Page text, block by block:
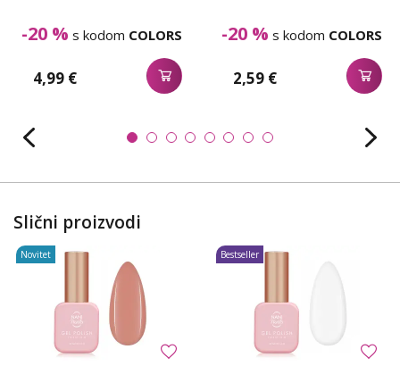
-20 % s kodom COLORS
4,99 €
-20 % s kodom COLORS
2,59 €
Slični proizvodi
Novitet Bestseller